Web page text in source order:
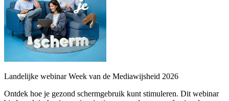
Landelijke webinar Week van de Mediawijsheid 2026
Ontdek hoe je gezond schermgebruik kunt stimuleren. Dit webinar